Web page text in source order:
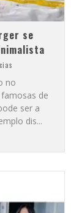
se
no
de
ser a
dis...